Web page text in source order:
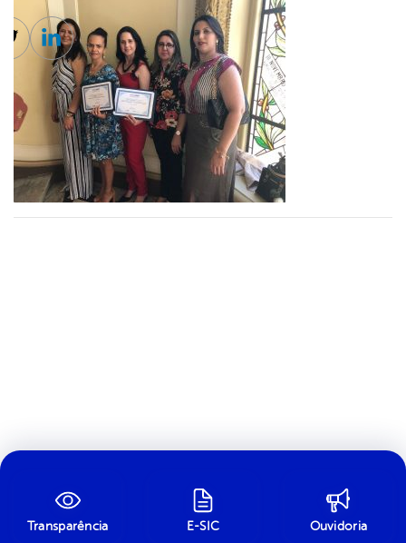
Twitter
Linkedin
Transparência E-SIC Ouvidoria